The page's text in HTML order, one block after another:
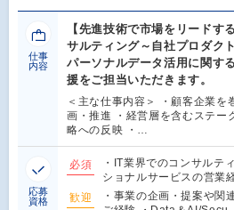
仕事
内容
【先進技術で市場をリードす
サルティング～自社プロダク
パーソナルデータ活用に関す
援をご担当いただきます。
＜主な仕事内容＞ ・顧客企業を
画・推進 ・経営層を含むステー
略への反映 ・…
応募
資格
必須
・IT業界でのコンサルテ
ショナルサービスの営業
歓迎
・事業の企画・提案や関